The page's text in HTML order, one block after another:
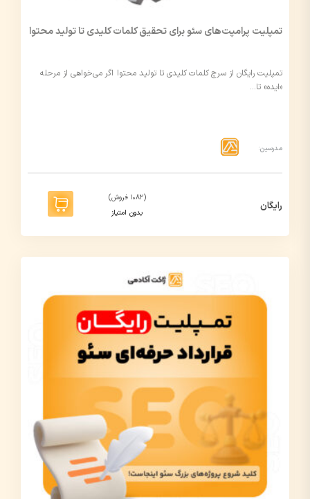
تمپلیت پرامپت‌های سئو برای تحقیق کلمات کلیدی تا تولید محتوا
تمپلیت رایگان از سرچ کلمات کلیدی تا تولید محتوا اگر می‌خواهی از مرحله
«ایده» تا…
مدرسین:
رایگان
(1082 فروش)
بدون امتیاز